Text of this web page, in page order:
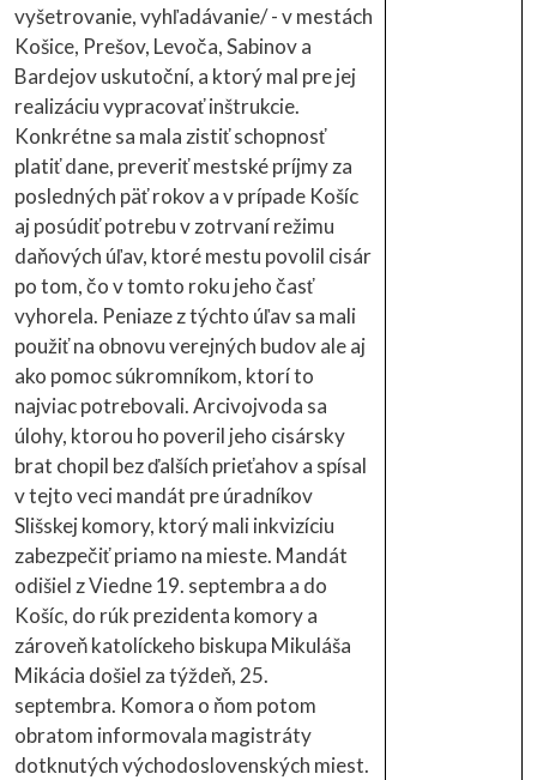
vyšetrovanie, vyhľadávanie/ - v mestách
Košice, Prešov, Levoča, Sabinov a
Bardejov uskutoční, a ktorý mal pre jej
realizáciu vypracovať inštrukcie.
Konkrétne sa mala zistiť schopnosť
platiť dane, preveriť mestské príjmy za
posledných päť rokov a v prípade Košíc
aj posúdiť potrebu v zotrvaní režimu
daňových úľav, ktoré mestu povolil cisár
po tom, čo v tomto roku jeho časť
vyhorela. Peniaze z týchto úľav sa mali
použiť na obnovu verejných budov ale aj
ako pomoc súkromníkom, ktorí to
najviac potrebovali. Arcivojvoda sa
úlohy, ktorou ho poveril jeho cisársky
brat chopil bez ďalších prieťahov a spísal
v tejto veci mandát pre úradníkov
Slišskej komory, ktorý mali inkvizíciu
zabezpečiť priamo na mieste. Mandát
odišiel z Viedne 19. septembra a do
Košíc, do rúk prezidenta komory a
zároveň katolíckeho biskupa Mikuláša
Mikácia došiel za týždeň, 25.
septembra. Komora o ňom potom
obratom informovala magistráty
dotknutých východoslovenských miest.